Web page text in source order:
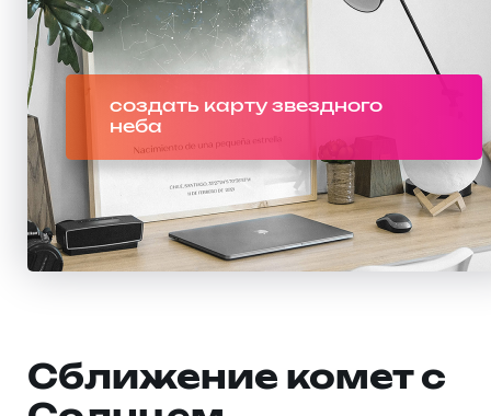
создать карту звездного
неба
Сближение комет с